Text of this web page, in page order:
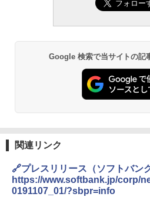
Google 検索で当サイトの記
関連リンク
🔗プレスリリース（ソフトバンク
https://www.softbank.jp/corp/
0191107_01/?sbpr=info